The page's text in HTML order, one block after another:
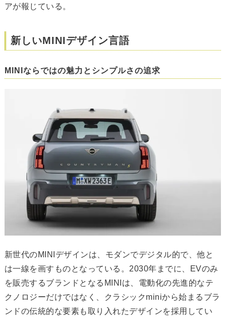
アが報じている。
新しいMINIデザイン言語
MINIならではの魅力とシンプルさの追求
新世代のMINIデザインは、モダンでデジタル的で、他と
は一線を画すものとなっている。2030年までに、EVのみ
を販売するブランドとなるMINIは、電動化の先進的なテ
クノロジーだけではなく、クラシックminiから始まるブラ
ンドの伝統的な要素も取り入れたデザインを採用してい